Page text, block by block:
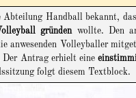
Abteilung Handball bekannt,
gründenwollte. Den
anwesenden Volleyballer
Der Antrag erhielt eine
folgt diesem Textblock.